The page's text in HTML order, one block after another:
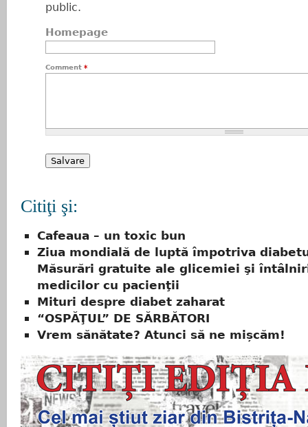
public.
Homepage
Comment *
Citiţi şi:
Cafeaua – un toxic bun
Ziua mondială de luptă împotriva
Măsurări gratuite ale glicemiei şi
medicilor cu pacienţii
Mituri despre diabet zaharat
“OSPĂŢUL” DE SĂRBĂTORI
Vrem sănătate? Atunci să ne mișcăm!